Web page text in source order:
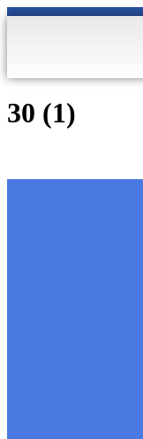
30 (1)